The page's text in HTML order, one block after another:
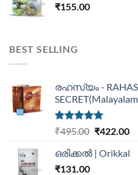
₹155.00
BEST SELLING
രഹസ്യം -
Rated5.00
₹495.00 ₹422.00
ഒരിക്കൽ | Orikkal
₹131.00